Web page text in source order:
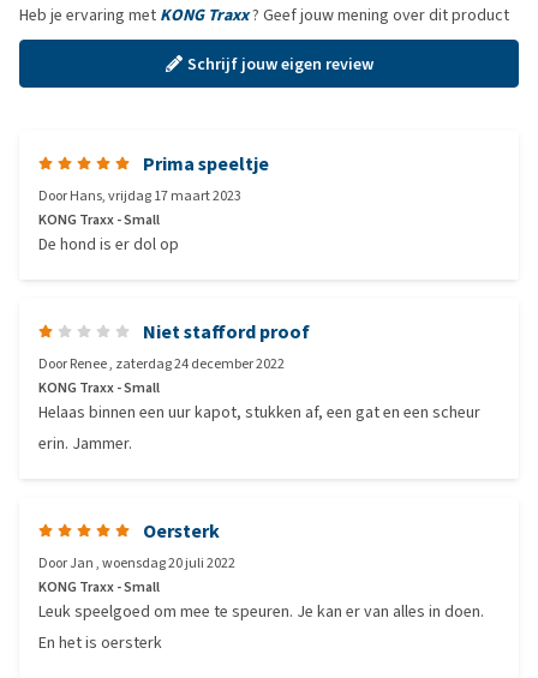
Heb je ervaring met KONG Traxx? Geef jouw mening over dit product
Schrijf jouw eigen review
Prima speeltje
DoorHans,vrijdag 17 maart 2023
KONG Traxx - Small
De hond is er dol op
Niet stafford proof
DoorRenee, zaterdag 24 december 2022
KONG Traxx - Small
Helaas binnen een uur kapot, stukken af, een gat en een scheur
erin. Jammer.
Oersterk
DoorJan,woensdag 20 juli 2022
KONG Traxx - Small
Leuk speelgoed om mee te speuren. Je kan er van alles in doen.
En het is oersterk